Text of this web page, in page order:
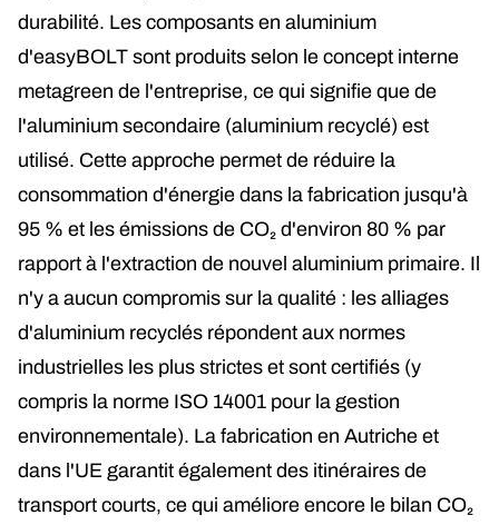
durabilité. Les composants en aluminium
d'easyBOLT sont produits selon le concept interne
metagreen de l'entreprise, ce qui signifie que de
l'aluminium secondaire (aluminium recyclé) est
utilisé. Cette approche permet de réduire la
consommation d'énergie dans la fabrication jusqu'à
95 % et les émissions de CO₂ d'environ 80 % par
rapport à l'extraction de nouvel aluminium primaire. Il
n'y a aucun compromis sur la qualité : les alliages
d'aluminium recyclés répondent aux normes
industrielles les plus strictes et sont certifiés (y
compris la norme ISO 14001 pour la gestion
environnementale). La fabrication en Autriche et
dans l'UE garantit également des itinéraires de
transport courts, ce qui améliore encore le bilan CO₂